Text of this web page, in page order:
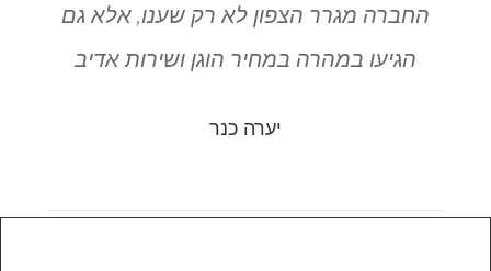
החברה מגרר הצפון לא רק שענו, אלא גם
הגיעו במהרה במחיר הוגן ושירות אדיב
יערה כנר